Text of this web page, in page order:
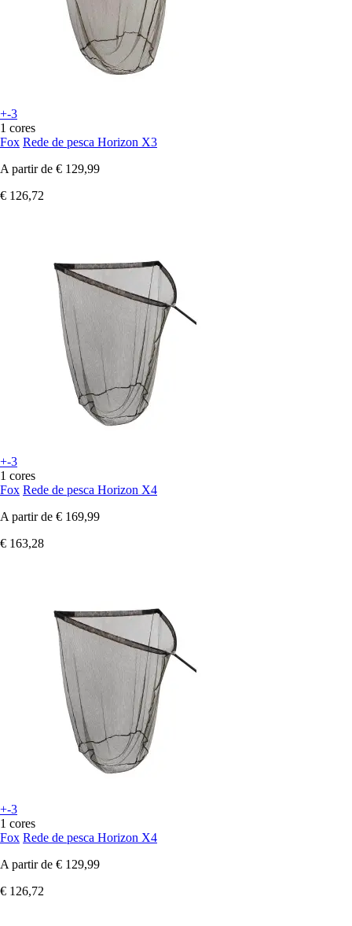
+-3
1 cores
Fox Rede de pesca Horizon X3
A partir de € 129,99
€ 126,72
+-3
1 cores
Fox Rede de pesca Horizon X4
A partir de € 169,99
€ 163,28
+-3
1 cores
Fox Rede de pesca Horizon X4
A partir de € 129,99
€ 126,72